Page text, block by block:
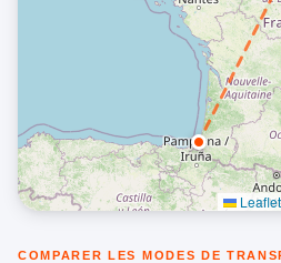
Leaflet
COMPARER LES MODES DE